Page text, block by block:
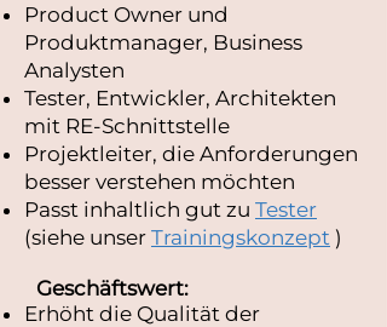
Product Owner und
Produktmanager, Business
Analysten
Tester, Entwickler, Architekten
mit RE-Schnittstelle
Projektleiter, die Anforderungen
besser verstehen möchten
Passt inhaltlich gut zu Tester
(siehe unser Trainingskonzept )
Geschäftswert:
Erhöht die Qualität der